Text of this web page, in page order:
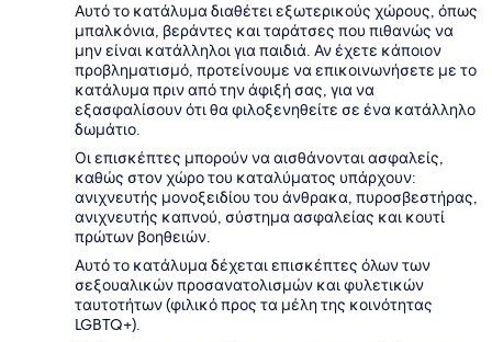
Αυτό το κατάλυμα διαθέτει εξωτερικούς χώρους, όπως
μπαλκόνια, βεράντες και ταράτσες που πιθανώς να
μην είναι κατάλληλοι για παιδιά. Αν έχετε κάποιον
προβληματισμό, προτείνουμε να επικοινωνήσετε με το
κατάλυμα πριν από την άφιξή σας, για να
εξασφαλίσουν ότι θα φιλοξενηθείτε σε ένα κατάλληλο
δωμάτιο.
Οι επισκέπτες μπορούν να αισθάνονται ασφαλείς,
καθώς στον χώρο του καταλύματος υπάρχουν:
ανιχνευτής μονοξειδίου του άνθρακα, πυροσβεστήρας,
ανιχνευτής καπνού, σύστημα ασφαλείας και κουτί
πρώτων βοηθειών.
Αυτό το κατάλυμα δέχεται επισκέπτες όλων των
σεξουαλικών προσανατολισμών και φυλετικών
ταυτοτήτων (φιλικό προς τα μέλη της κοινότητας
LGBTQ+).